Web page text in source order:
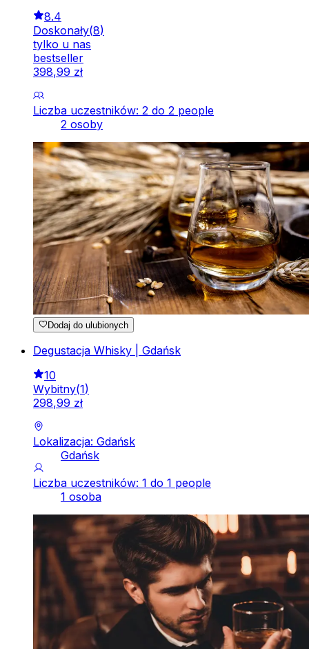
8.4
Doskonały(8)
tylko u nas
bestseller
398,99 zł
Liczba uczestników: 2 do 2 people
2 osoby
Dodaj do ulubionych
Degustacja Whisky | Gdańsk
10
Wybitny(1)
298,99 zł
Lokalizacja: Gdańsk
Gdańsk
Liczba uczestników: 1 do 1 people
1 osoba